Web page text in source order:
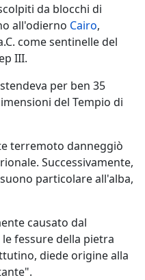
da blocchi di
all'odierno Cairo,
come sentinelle del
III.
per ben 35
del Tempio di
terremoto danneggiò
Successivamente,
particolare all'alba,
causato dal
fessure della pietra
diede origine alla